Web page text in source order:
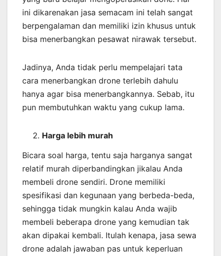
ini dikarenakan jasa semacam ini telah sangat
berpengalaman dan memiliki izin khusus untuk
bisa menerbangkan pesawat nirawak tersebut.
Jadinya, Anda tidak perlu mempelajari tata
cara menerbangkan drone terlebih dahulu
hanya agar bisa menerbangkannya. Sebab, itu
pun membutuhkan waktu yang cukup lama.
Harga lebih murah
Bicara soal harga, tentu saja harganya sangat
relatif murah diperbandingkan jikalau Anda
membeli drone sendiri. Drone memiliki
spesifikasi dan kegunaan yang berbeda-beda,
sehingga tidak mungkin kalau Anda wajib
membeli beberapa drone yang kemudian tak
akan dipakai kembali. Itulah kenapa, jasa sewa
drone adalah jawaban pas untuk keperluan